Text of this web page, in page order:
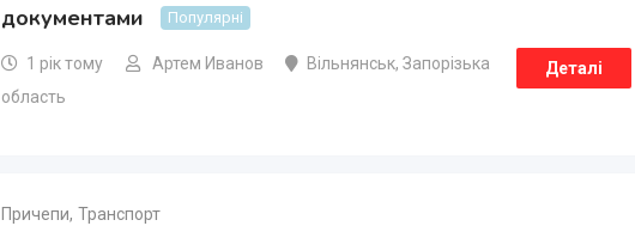
документами
Популярні
1 рік тому Артем Иванов Вільнянськ, Запорізька
область
Деталі
Причепи, Транспорт